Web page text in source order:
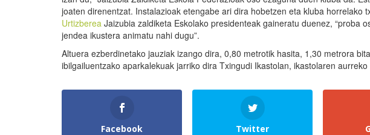
joaten direnentzat. Instalazioak etengabe ari dira hobetzen eta kluba horrelako
Urtizberea Jaizubia zaldiketa Eskolako presidenteak gaineratu duenez, “proba
jendea ikustera animatu nahi dugu”.
Altuera ezberdinetako jauziak izango dira, 0,80 metrotik hasita, 1,30 metrora
ibilgailuentzako aparkalekuak jarriko dira Txingudi Ikastolan, ikastolaren
Facebook Twitter